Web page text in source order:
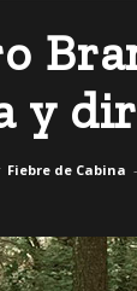
y
Fiebre de Cabina -